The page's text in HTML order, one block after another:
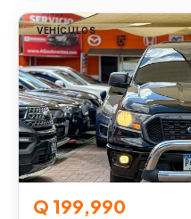
VEHÍCULOS
Q 199,990